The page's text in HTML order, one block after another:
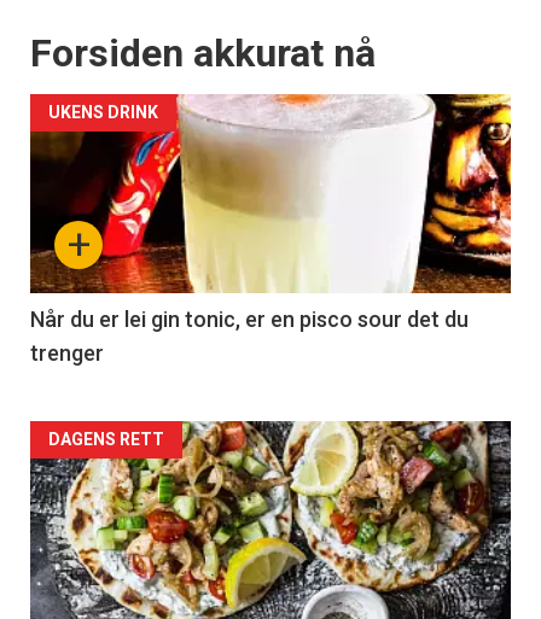
Forsiden akkurat nå
+
UKENS DRINK
Når du er lei gin tonic, er en pisco sour det du
trenger
Forsiden
akkurat
nå
-
DAGENS RETT